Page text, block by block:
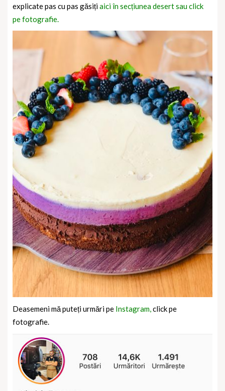
explicate pas cu pas găsițiaici în secțiunea desert sau click
pe fotografie.
Deasemeni mă puteți urmări pe Instagram,click pe
fotografie.